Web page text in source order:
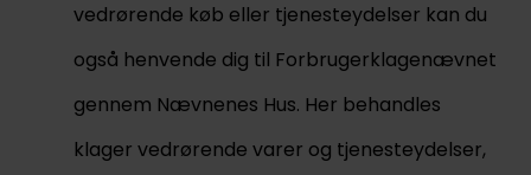
vedrørende køb eller tjenesteydelser kan du
også henvende dig til Forbrugerklagenævnet
gennem Nævnenes Hus. Her behandles
klager vedrørende varer og tjenesteydelser,